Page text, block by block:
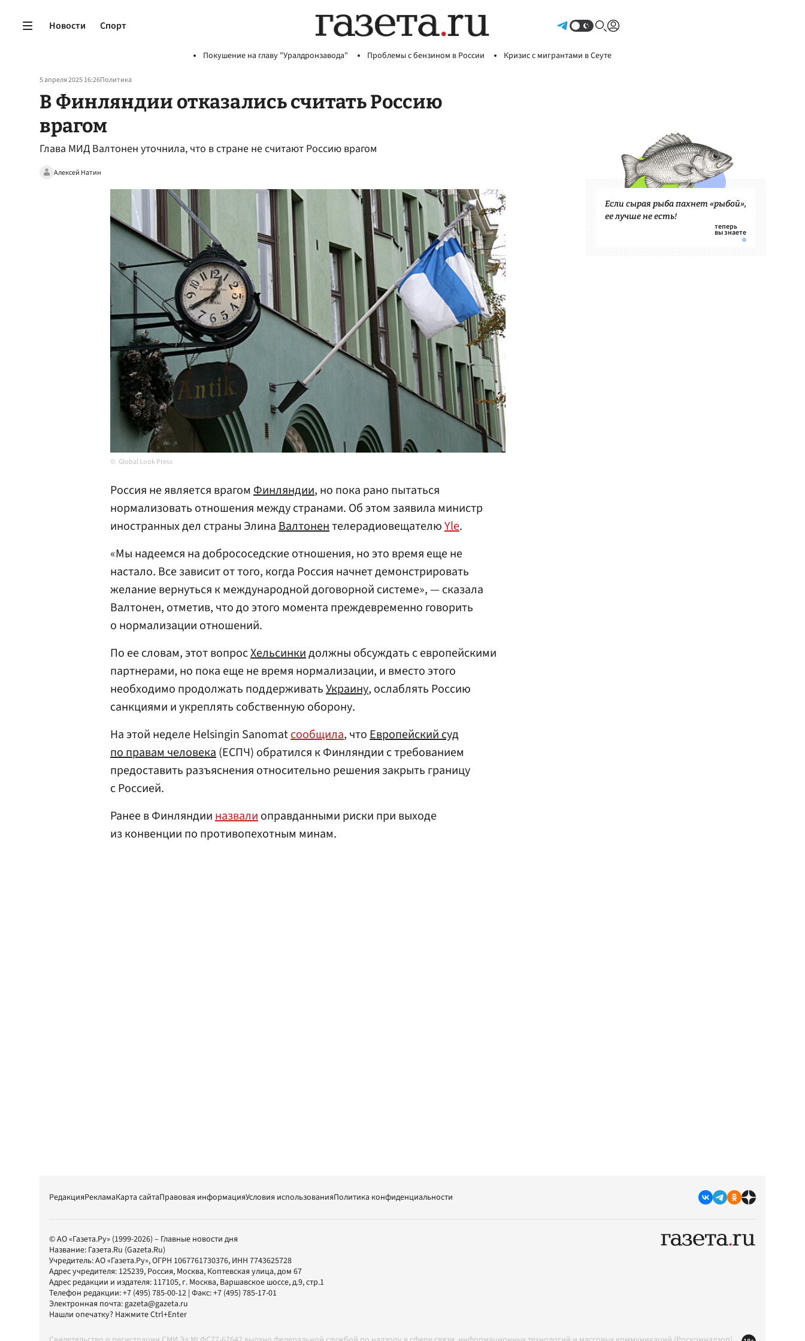
Новости Спорт
Покушение на главу "Уралдронзавода" Проблемы с бензином в России Кризис с мигрантами в Сеуте
5 апреля 2025 16:26Политика
В Финляндии отказались считать Россию
врагом
Глава МИД Валтонен уточнила, что в стране не считают Россию врагом
Алексей Натин
Global Look Press
Россия не является врагом Финляндии, но пока рано пытаться
нормализовать отношения между странами. Об этом заявила министр
иностранных дел страны ЭлинаВалтонентелерадиовещателюYle.
«Мы надеемся на добрососедские отношения, но это время еще не
настало. Все зависит от того, когда Россия начнет демонстрировать
желание вернуться к международной договорной системе», — сказала
Валтонен, отметив, что до этого момента преждевременно говорить
о нормализации отношений.
По ее словам, этот вопросХельсинкидолжны обсуждать с европейскими
партнерами, но пока еще не время нормализации, и вместо этого
необходимо продолжать поддерживатьУкраину, ослаблять Россию
санкциями и укреплять собственную оборону.
На этой неделе Helsingin Sanomatсообщила, чтоЕвропейский суд
по правам человека(ЕСПЧ) обратился к Финляндии с требованием
предоставить разъяснения относительно решения закрыть границу
с Россией.
Ранее в Финляндииназвалиоправданными риски при выходе
из конвенции по противопехотным минам.
Если сырая рыба пахнет «рыбой»,
ее лучше не есть!
РедакцияРекламаКарта сайтаПравовая информацияУсловия использованияПолитика конфиденциальности
© АО «Газета.Ру» (1999-2026) – Главные новости дня
Название: Газета.Ru (Gazeta.Ru)
Учредитель:АО «Газета.Ру», ОГРН 1067761730376, ИНН 7743625728
Адрес учредителя: 125239, Россия, Москва, Коптевская улица, дом 67
Адрес редакции и издателя: 117105, г. Москва, Варшавское шоссе, д.9, стр.1
Телефон редакции:+7 (495) 785-00-12 | Факс:+7 (495) 785-17-01
Электронная почта:gazeta@gazeta.ru
Нашли опечатку? Нажмите Ctrl+Enter